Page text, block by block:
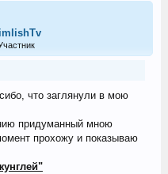
что заглянули в мою
придуманный мною
прохожу и показываю